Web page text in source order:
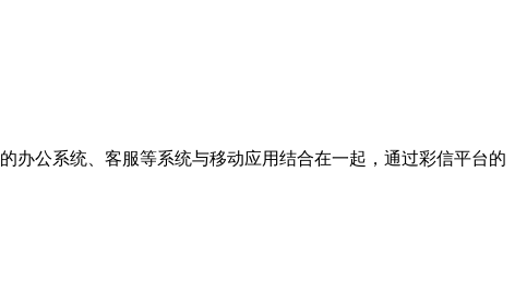
办公系统、客服等系统与移动应用结合在一起，通过彩信平台的